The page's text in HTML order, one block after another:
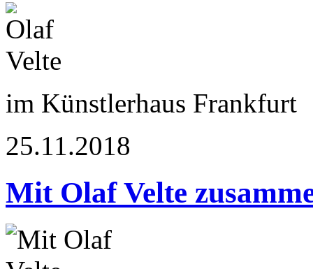
im Künstlerhaus Frankfurt
25.11.2018
Mit Olaf Velte